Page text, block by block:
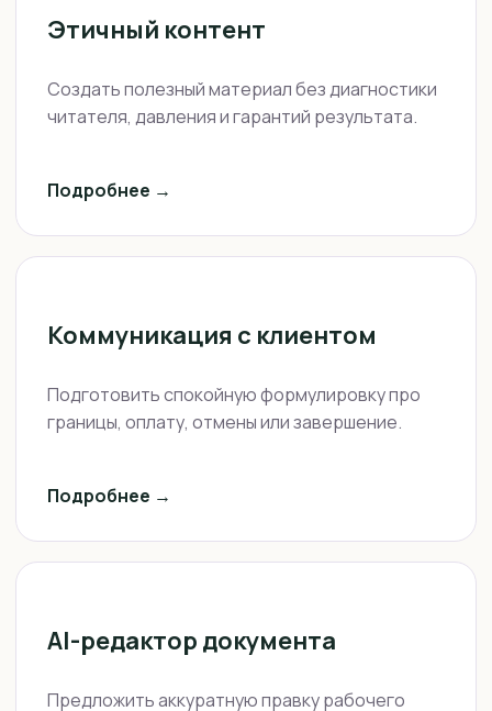
Этичный контент
Создать полезный материал без диагностики
читателя, давления и гарантий результата.
Подробнее →
Коммуникация с клиентом
Подготовить спокойную формулировку про
границы, оплату, отмены или завершение.
Подробнее →
AI-редактор документа
Предложить аккуратную правку рабочего